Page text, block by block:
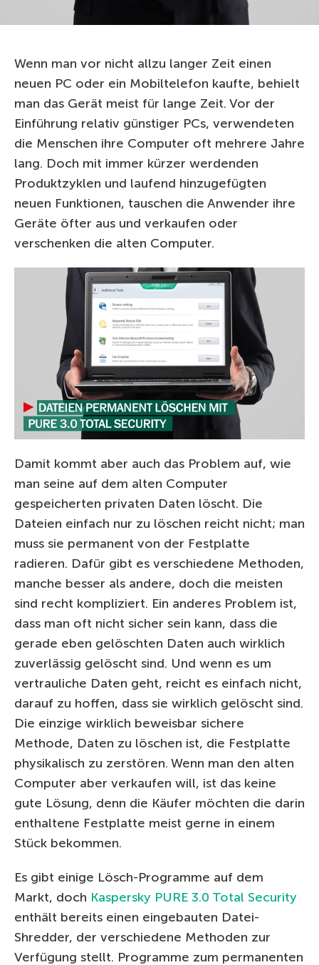
Wenn man vor nicht allzu langer Zeit einen
neuen PC oder ein Mobiltelefon kaufte, behielt
man das Gerät meist für lange Zeit. Vor der
Einführung relativ günstiger PCs, verwendeten
die Menschen ihre Computer oft mehrere Jahre
lang. Doch mit immer kürzer werdenden
Produktzyklen und laufend hinzugefügten
neuen Funktionen, tauschen die Anwender ihre
Geräte öfter aus und verkaufen oder
verschenken die alten Computer.
Damit kommt aber auch das Problem auf, wie
man seine auf dem alten Computer
gespeicherten privaten Daten löscht. Die
Dateien einfach nur zu löschen reicht nicht; man
muss sie permanent von der Festplatte
radieren. Dafür gibt es verschiedene Methoden,
manche besser als andere, doch die meisten
sind recht kompliziert. Ein anderes Problem ist,
dass man oft nicht sicher sein kann, dass die
gerade eben gelöschten Daten auch wirklich
zuverlässig gelöscht sind. Und wenn es um
vertrauliche Daten geht, reicht es einfach nicht,
darauf zu hoffen, dass sie wirklich gelöscht sind.
Die einzige wirklich beweisbar sichere
Methode, Daten zu löschen ist, die Festplatte
physikalisch zu zerstören. Wenn man den alten
Computer aber verkaufen will, ist das keine
gute Lösung, denn die Käufer möchten die darin
enthaltene Festplatte meist gerne in einem
Stück bekommen.
Es gibt einige Lösch-Programme auf dem
Markt, doch Kaspersky PURE 3.0 Total Security
enthält bereits einen eingebauten Datei-
Shredder, der verschiedene Methoden zur
Verfügung stellt. Programme zum permanenten